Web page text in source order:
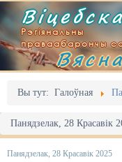
Рэгіянальны
праваабарончы
Вы тут: Галоўная
Панядзелак, 28 Красавік
Панядзелак, 28 Красавік 2025
Галоўная
Адміністрацыйны
Акцыі
Выданьні
Відэа